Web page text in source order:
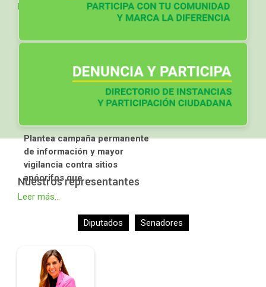
Leer más...
COORDINADAS PARA FRENAR
FRAUDES EN TRÁMITES DE
Plantea campaña permanente
de información y mayor
vigilancia contra sitios
apócrifos que ...
Leer más...
Nuestros representantes
Diputados Senadores
Alejandra Chedraui
Peralta